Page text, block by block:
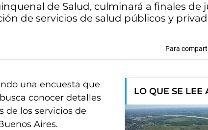
de Salud, culminará a finales de
de servicios de salud públicos y
Para
una encuesta que
conocer detalles
de los servicios de
Aires.
LO QUE SE LEE